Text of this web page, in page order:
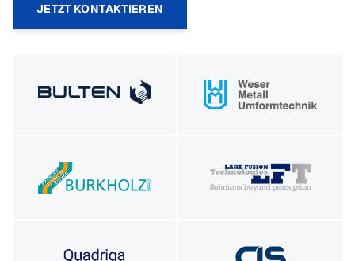
JETZT KONTAKTIEREN